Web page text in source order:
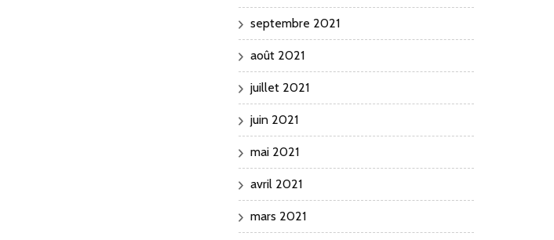
septembre 2021
août 2021
juillet 2021
juin 2021
mai 2021
avril 2021
mars 2021